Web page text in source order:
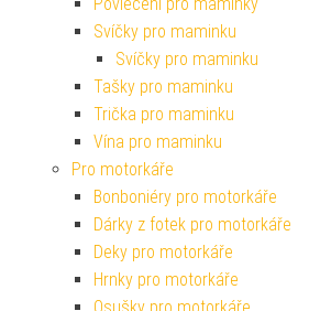
Svíčky pro maminku
Svíčky pro maminku
Tašky pro maminku
Trička pro maminku
Vína pro maminku
Pro motorkáře
Bonboniéry pro motorkáře
Dárky z fotek pro motorkáře
Deky pro motorkáře
Hrnky pro motorkáře